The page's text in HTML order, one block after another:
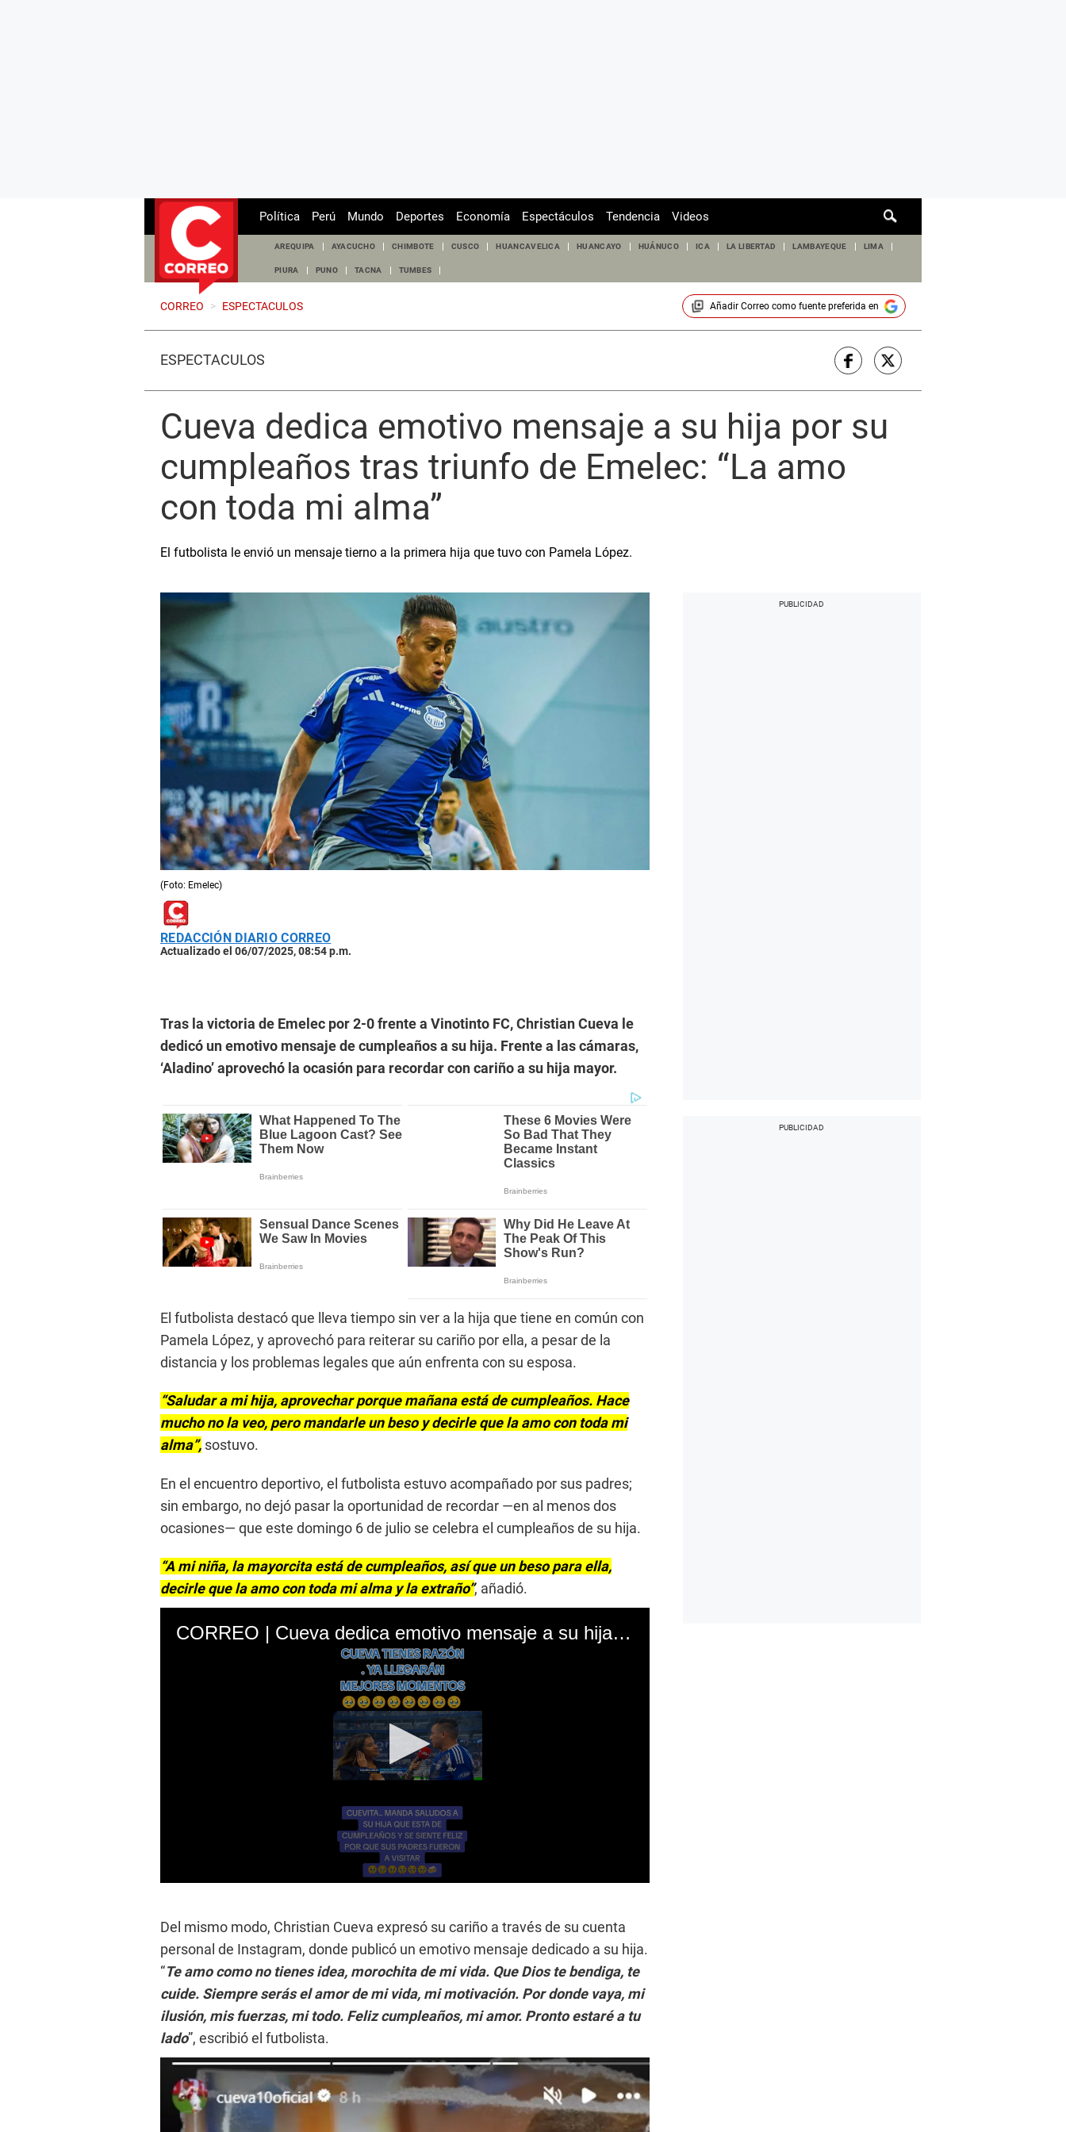
de
Política Perú Mundo Deportes Economía Espectáculos Tendencia Videos
AREQUIPA AYACUCHO CHIMBOTE CUSCO HUANCAVELICA HUANCAYO HUÁNUCO ICA LA LIBERTAD LAMBAYEQUE LIMA
PIURA PUNO TACNA TUMBES
CORREO > ESPECTACULOS Añadir Correocomo fuente preferida en
ESPECTÁCULOS
Cueva dedica emotivo mensaje a su hija por su
cumpleaños tras triunfo de Emelec: “La amo
con toda mi alma”
El futbolista le envió un mensaje tierno a la primera hija que tuvo con Pamela López.
(Foto: Emelec)
REDACCIÓN DIARIO CORREO
Actualizado el 06/07/2025, 08:54 p.m.
Tras la victoria de Emelec por 2-0 frente a Vinotinto FC, Christian Cueva le
dedicó un emotivo mensaje de cumpleaños a su hija. Frente a las cámaras,
‘Aladino’ aprovechó la ocasión para recordar con cariño a su hija mayor.
El futbolista destacó que lleva tiempo sin ver a la hija que tiene en común con
Pamela López, y aprovechó para reiterar su cariño por ella, a pesar de la
distancia y los problemas legales que aún enfrenta con su esposa.
“Saludar a mi hija, aprovechar porque mañana está de cumpleaños. Hace
mucho no la veo, pero mandarle un beso y decirle que la amo con toda mi
alma”, sostuvo.
En el encuentro deportivo, el futbolista estuvo acompañado por sus padres;
sin embargo, no dejó pasar la oportunidad de recordar —en al menos dos
ocasiones— que este domingo 6 de julio se celebra el cumpleaños de su hija.
“A mi niña, la mayorcita está de cumpleaños, así que un beso para ella,
decirle que la amo con toda mi alma y la extraño”, añadió.
CORREO | Cueva dedica emotivo mensaje a su hija por su cumpleaños tras triunfo de Emelec
c
n
d
o
f
5
s
Del mismo modo, Christian Cueva expresó su cariño a través de su cuenta
personal de Instagram, donde publicó un emotivo mensaje dedicado a su hija.
“Te amo como no tienes idea, morochita de mi vida. Que Dios te bendiga, te
cuide. Siempre serás el amor de mi vida, mi motivación. Por donde vaya, mi
ilusión, mis fuerzas, mi todo. Feliz cumpleaños, mi amor. Pronto estaré a tu
lado”, escribió el futbolista.